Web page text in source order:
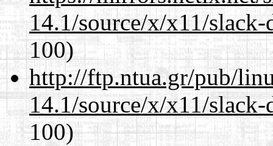
14.1/source/x/x11/
100)
http://ftp.ntua.gr/pub/
14.1/source/x/x11/
100)